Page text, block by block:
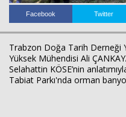
Facebook Twitter
Trabzon Doğa Tarih Derneği
Yüksek Mühendisi Ali
Selahattin KÖSE’nin
Tabiat Parkı'nda orman